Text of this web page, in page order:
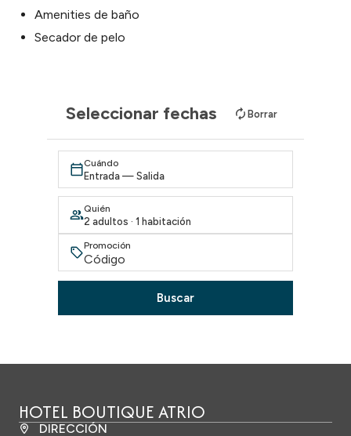
Amenities de baño
Secador de pelo
Seleccionar fechas Borrar
Cuándo
Entrada — Salida
Quién
2 adultos · 1 habitación
Promoción
Buscar
HOTEL BOUTIQUE ATRIO
DIRECCIÓN